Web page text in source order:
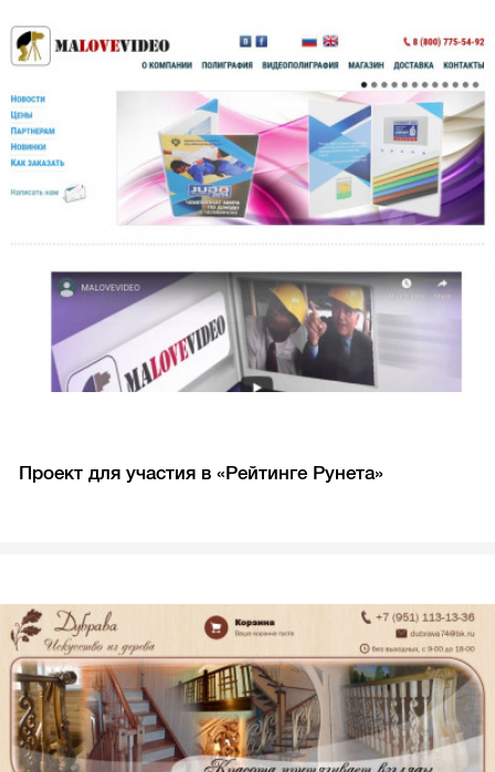
Проект для участия в «Рейтинге Рунета»